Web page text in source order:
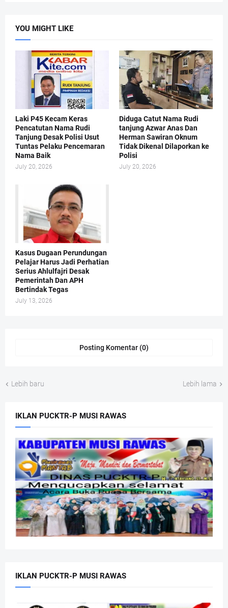
YOU MIGHT LIKE
Laki P45 Kecam Keras
Pencatutan Nama Rudi
Tanjung Desak Polisi Usut
Tuntas Pelaku Pencemaran
Nama Baik
July 20, 2026
Diduga Catut Nama Rudi
tanjung Azwar Anas Dan
Herman Sawiran Oknum
Tidak Dikenal Dilaporkan ke
Polisi
July 20, 2026
Kasus Dugaan Perundungan
Pelajar Harus Jadi Perhatian
Serius Ahlulfajri Desak
Pemerintah Dan APH
Bertindak Tegas
July 13, 2026
Posting Komentar (0)
Lebih baru Lebih lama
IKLAN PUCKTR-P MUSI RAWAS
IKLAN PUCKTR-P MUSI RAWAS